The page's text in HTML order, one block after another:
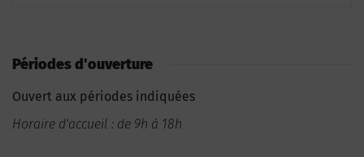
Périodes d'ouverture
Ouvert aux périodes indiquées
Horaire d'accueil : de 9h à 18h